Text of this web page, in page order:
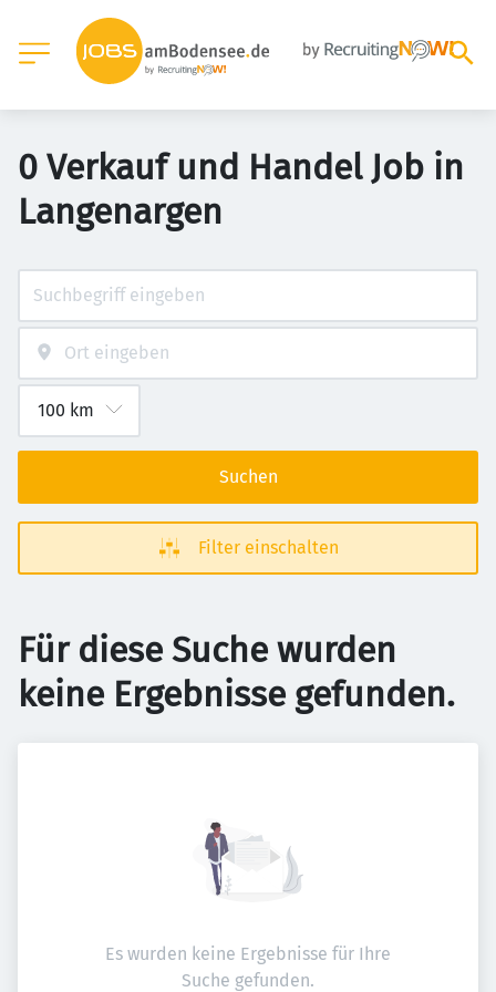
0 Verkauf und Handel Job in
Langenargen
Suchen
Filter einschalten
Für diese Suche wurden
keine Ergebnisse gefunden.
Es wurden keine Ergebnisse für Ihre
Suche gefunden.